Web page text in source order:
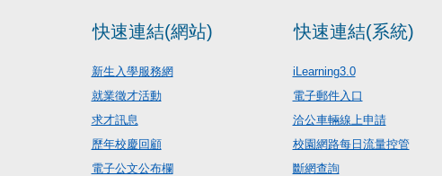
快速連結(網站)
新生入學服務網
就業徵才活動
求才訊息
歷年校慶回顧
電子公文公布欄
快速連結(系統)
iLearning3.0
電子郵件入口
洽公車輛線上申請
校園網路每日流量控管
斷網查詢